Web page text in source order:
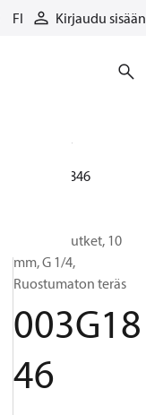
FI Kirjaudu sisään
003G1846
Impulssiputket, 10
mm, G 1/4,
Ruostumaton teräs
003G18
46